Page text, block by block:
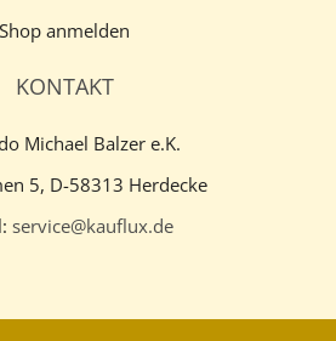
Shop anmelden
KONTAKT
Michael Balzer e.K.
5, D-58313 Herdecke
service@kauflux.de